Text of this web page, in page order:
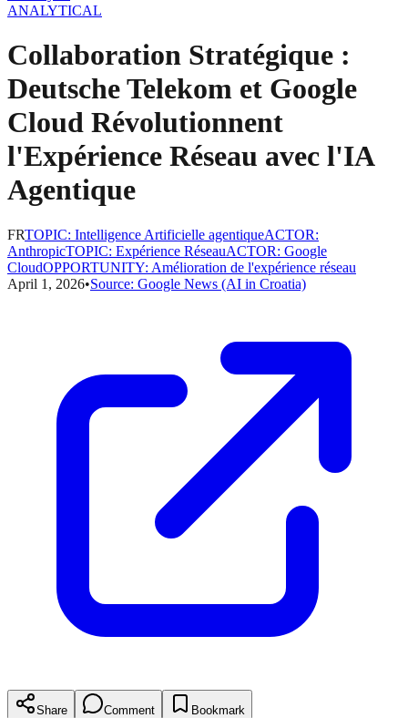
ANALYTICAL
Collaboration Stratégique :
Deutsche Telekom et Google
Cloud Révolutionnent
l'Expérience Réseau avec l'IA
Agentique
FRTOPIC: Intelligence Artificielle agentiqueACTOR:
AnthropicTOPIC: Expérience RéseauACTOR: Google
CloudOPPORTUNITY: Amélioration de l'expérience réseau
April 1, 2026•Source: Google News (AI in Croatia)
Share Comment Bookmark